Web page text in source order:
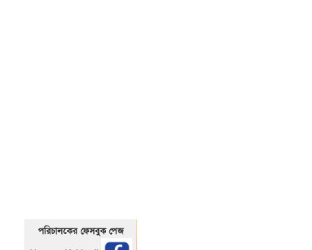
পরিচালকের ফেসবুক পেজ